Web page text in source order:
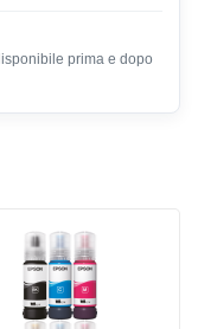
prima e dopo